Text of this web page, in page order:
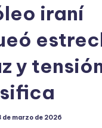
iraní
y
de marzo de 2026